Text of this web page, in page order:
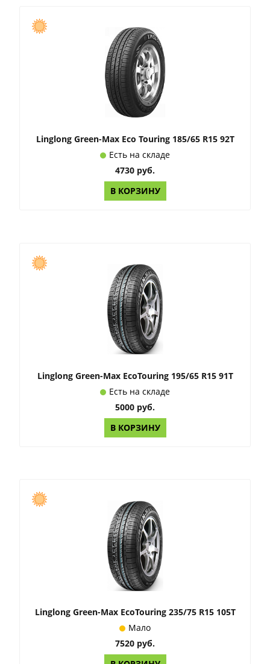
Linglong Green-Max Eco Touring 185/65 R15 92T
Есть на складе
4730 руб.
В КОРЗИНУ
Linglong Green-Max EcoTouring 195/65 R15 91T
Есть на складе
5000 руб.
В КОРЗИНУ
Linglong Green-Max EcoTouring 235/75 R15 105T
Мало
7520 руб.